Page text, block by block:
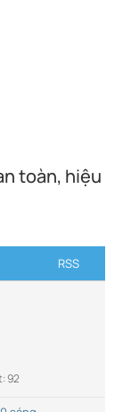
toàn, hiệu
RSS
92